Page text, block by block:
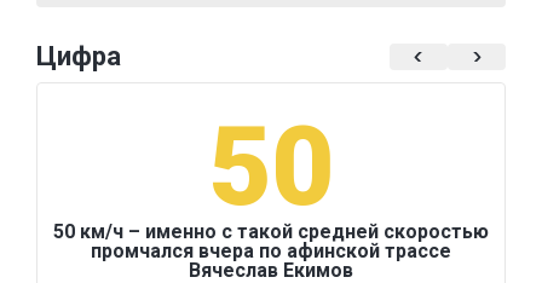
Цифра
50
50 км/ч – именно с такой средней скоростью
промчался вчера по афинской трассе
Вячеслав Екимов